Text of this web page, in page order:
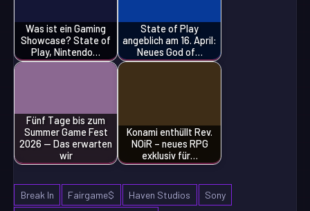
Was ist ein Gaming
Showcase? State of
Play, Nintendo…
State of Play
angeblich am 16. April:
Neues God of…
Fünf Tage bis zum
Summer Game Fest
2026 — Das erwarten
wir
Konami enthüllt Rev.
NOiR – neues RPG
exklusiv für…
Break In Fairgame$ Haven Studios
Sony